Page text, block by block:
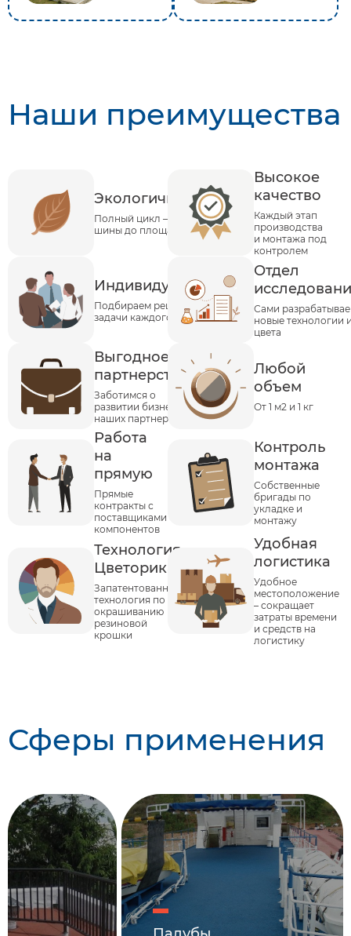
Наши преимущества
Экологичность
Полный цикл – от
шины до площадки
Высокое
качество
Каждый этап
производства
и монтажа под
контролем
Индивидуальность
Подбираем решения под
задачи каждого клиента
Отдел
Сами
новые технологии
цвета
Выгодное
партнерство
Заботимся о
развитии бизнеса
наших партнеров
Любой
объем
От 1 м2 и 1 кг
Работа
на
прямую
Прямые
контракты с
поставщиками
компонентов
Контроль
монтажа
Собственные
бригады по
укладке и
монтажу
Технология
Цветорика
Запатентованная
технология по
окрашиванию
резиновой
крошки
Удобная
логистика
Удобное
местоположение
– сокращает
затраты времени
и средств на
логистику
Сферы применения